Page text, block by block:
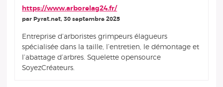
https://www.arborelag24.fr/
par Pyrat.net, 30 septembre 2025
Entreprise d’arboristes grimpeurs élagueurs
spécialisée dans la taille, l’entretien, le démontage et
l’abattage d’arbres. Squelette opensource
SoyezCréateurs.